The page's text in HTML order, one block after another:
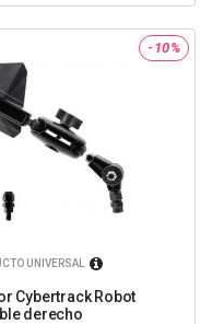
-10%
UNIVERSAL
Cybertrack Robot
derecho